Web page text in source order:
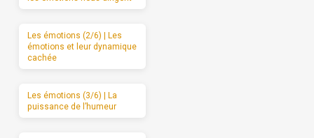
Les émotions (2/6) | Les
émotions et leur dynamique
cachée
Les émotions (3/6) | La
puissance de l’humeur